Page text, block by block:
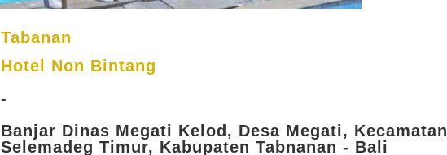
Tabanan
Hotel Non Bintang
-
Banjar Dinas Megati Kelod, Desa Megati, Kecamatan
Selemadeg Timur, Kabupaten Tabnanan - Bali